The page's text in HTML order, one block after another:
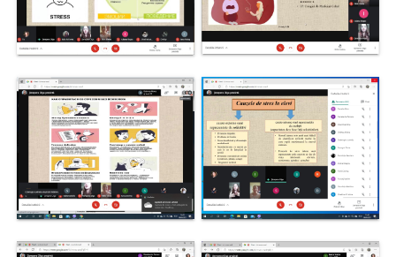
Discipline de
specialitate
Nr.1
Discipline de
specialitate
Nr2
Discipline